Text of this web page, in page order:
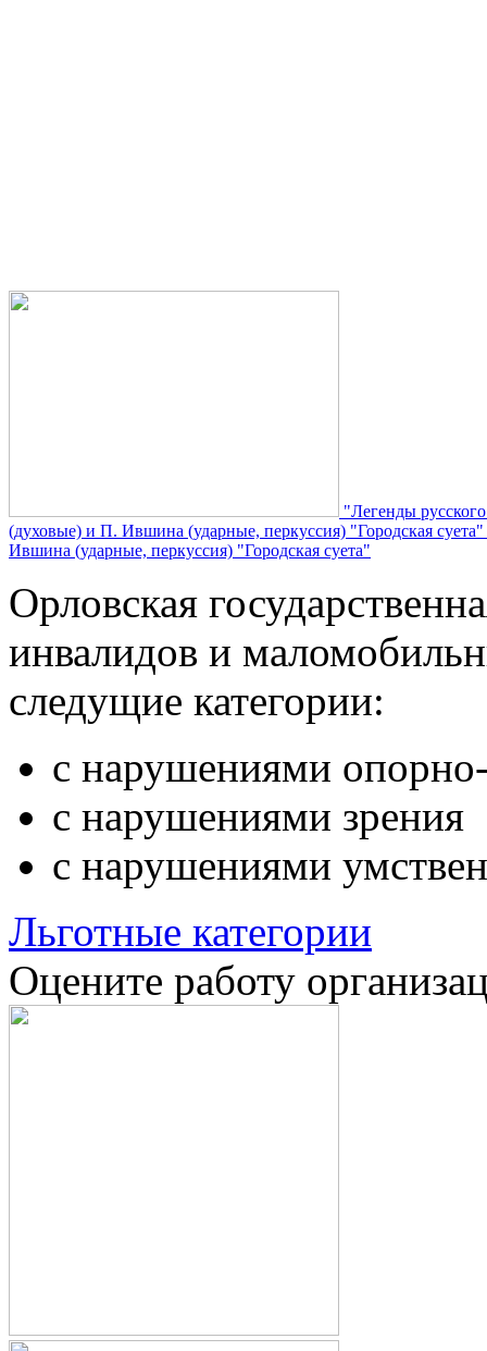
"Легенды
(духовые) и П. Ившина (ударные, перкуссия) "Городская суета"
Ившина (ударные, перкуссия) "Городская суета"
Орловская
инвалидов и
следущие категории:
с нарушениями опорно-
с нарушениями зрения
с нарушениями
Льготные категории
Оцените работу